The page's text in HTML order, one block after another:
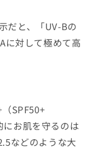
だと、「UV-Bの
に対して極めて高
（SPF50+
にお肌を守るのは
などのような大